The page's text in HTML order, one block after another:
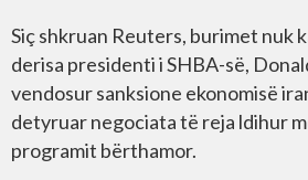
Siç shkruan Reuters, burimet nuk
derisa presidenti i SHBA-së,
vendosur sanksione ekonomisë
detyruar negociata të reja ldihur
programit bërthamor.